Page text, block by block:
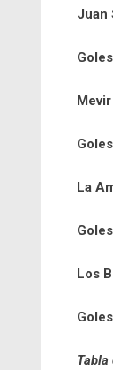
Juan
La
Los
Tabla